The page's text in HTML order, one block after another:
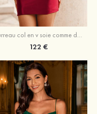
Fourreau col en v soie comme du satin courte/mini robe de fête de la rentrée avec paillettes
122 €